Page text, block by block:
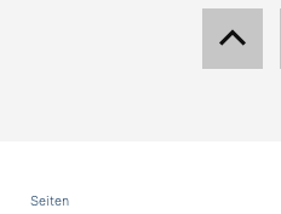
Fusszeile
Seiten